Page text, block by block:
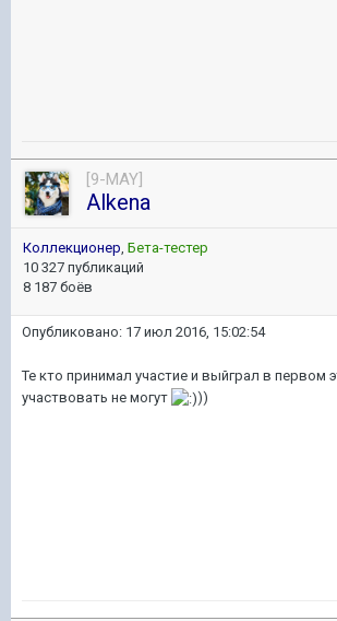
[9-MAY]
Alkena
Коллекционер, Бета-тестер
10 327 публикаций
8 187 боёв
Опубликовано: 17 июл 2016, 15:02:54
Те кто принимал участие и выйграл в первом
участвовать не могут
))